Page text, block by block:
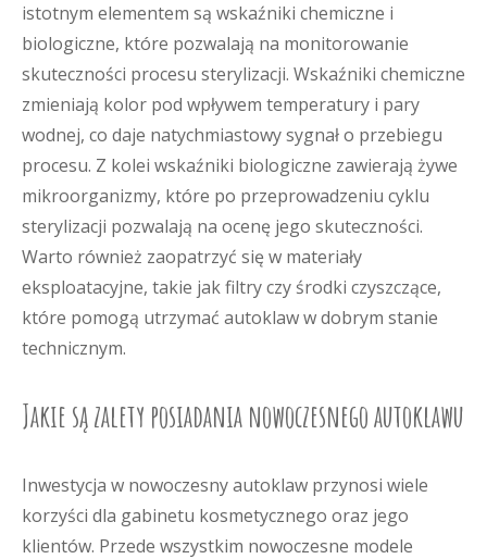
istotnym elementem są wskaźniki chemiczne i
biologiczne, które pozwalają na monitorowanie
skuteczności procesu sterylizacji. Wskaźniki chemiczne
zmieniają kolor pod wpływem temperatury i pary
wodnej, co daje natychmiastowy sygnał o przebiegu
procesu. Z kolei wskaźniki biologiczne zawierają żywe
mikroorganizmy, które po przeprowadzeniu cyklu
sterylizacji pozwalają na ocenę jego skuteczności.
Warto również zaopatrzyć się w materiały
eksploatacyjne, takie jak filtry czy środki czyszczące,
które pomogą utrzymać autoklaw w dobrym stanie
technicznym.
Jakie są zalety posiadania nowoczesnego autoklawu
Inwestycja w nowoczesny autoklaw przynosi wiele
korzyści dla gabinetu kosmetycznego oraz jego
klientów. Przede wszystkim nowoczesne modele